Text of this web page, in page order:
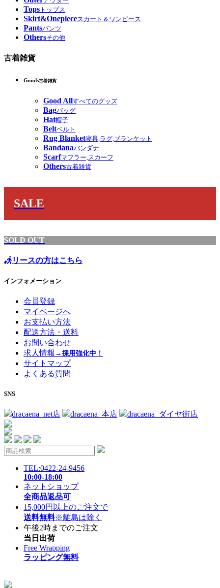
Tops トップス
Skirt&Onepieceスカート＆ワンピース
Pantsパンツ
Othersその他
古着雑貨
Goods古着雑貨
Good Allすべてのグッズ
Bagバッグ
Hat帽子
Beltベルト
Rug Blanket寝具,ラグ,ブランケット
Bandanaバンダナ
Scarfマフラー,スカーフ
Others古着雑貨
SALE
SOLD OUT
リースの方はこちら
インフォメーション
会員登録
マイページへ
お支払い方法
配送方法・送料
お問い合わせ
求人情報 →採用強化中！
サイトマップ
よくある質問
SNS
dracaena_net店 dracaena_本店 dracaena_ダイヤ街店
TEL:0422-24-9456
10:00-18:00
ネットショップ
全商品返品可
15,000円以上のご注文で
送料無料※離島は除く
午後2時までのご注文
当日出荷
Free Wrapping
ラッピング無料